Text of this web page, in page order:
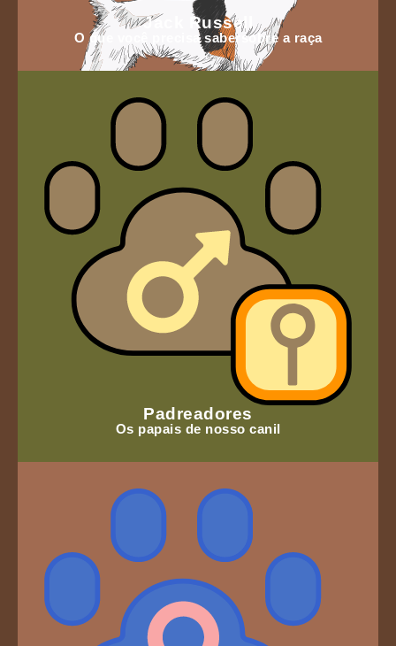
Jack Russell
O que você precisa sabersobre a raça
Padreadores
Os papais de nosso canil